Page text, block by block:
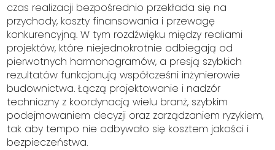
czas realizacji bezpośrednio przekłada się na
przychody, koszty finansowania i przewagę
konkurencyjną. W tym rozdźwięku między realiami
projektów, które niejednokrotnie odbiegają od
pierwotnych harmonogramów, a presją szybkich
rezultatów funkcjonują współcześni inżynierowie
budownictwa. Łączą projektowanie i nadzór
techniczny z koordynacją wielu branż, szybkim
podejmowaniem decyzji oraz zarządzaniem ryzykiem,
tak aby tempo nie odbywało się kosztem jakości i
bezpieczeństwa.